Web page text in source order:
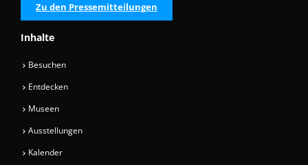
Zu den Pressemitteilungen
Inhalte
Besuchen
Entdecken
Museen
Ausstellungen
Kalender